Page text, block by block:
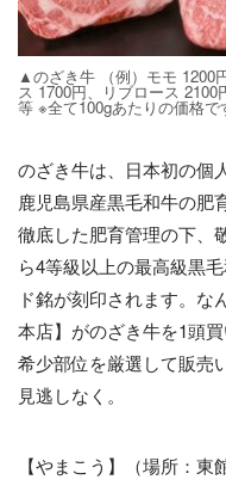
▲のざき牛 （例）モモ 1200
ス 1700円、リブロース 2100
等 ※全て100gあたりの価格で
のざき牛は、日本初の個
鹿児島県産黒毛和牛の肥
徹底した肥育管理の下、
ら4等級以上の最高級黒
ド銘が刻印されます。な
本店】がのざき牛を1頭買
希少部位を厳選して販売
見逃しなく。
【やまこう】（場所：東